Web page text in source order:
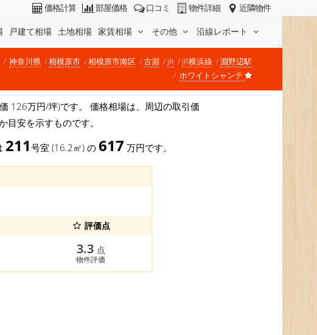
戸建て相場 土地相場 家賃相場 その他 沿線レポート
価格計算 部屋価格 口コミ 物件詳細 近隣物件
神奈川県 相模原市 相模原市南区 古淵 JR JR横浜線
淵野辺駅
ホワイトシャンテ
126万円/坪)です。 価格相場は、周辺の取引価
安を示すものです。
211 号室 (16.2㎡) の 617 万円です。
評価点
3.3 点
物件評価